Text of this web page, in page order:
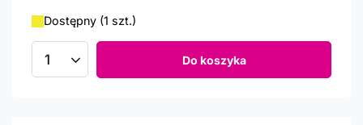
Dostępny (1 szt.)
Ilość produktów Do koszyka